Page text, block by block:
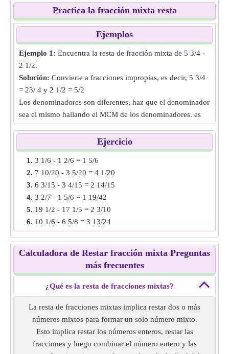
Practica la fracción mixta resta
Ejemplos
Ejemplo 1: Encuentra la resta de fracción mixta de 5 3/4 -
2 1/2.
Solución: Convierte a fracciones impropias, es decir, 5 3/4
= 23/ 4 y 2 1/2 = 5/2
Los denominadores son diferentes, haz que el denominador
sea el mismo hallando el MCM de los denominadores. es
decir, 23/4 y 10/4
Reste ambas fracciones y luego conviértalas en fracción
mixta, es decir, 23/4 - 10/4 = 13/4 = 3 1/4
Resta de fracción mixta de
Ejemplo 2: Encuentra la resta de fracción mixta de 7 1/3 -
4 2/5.
Solución:Convertir a fracciones impropias, es decir, 7 1/3
= 22/3 y 4 2/5 = 22/5.
Los denominadores son diferentes, haz que el denominador
sea el mismo por encontrar el MCM de denominadores.
es decir, 110/15 y 66/15
Resta ambas fracciones y conviértelas en fracción mixta
es decir, 110/15 - 66/15 = 44/15 = 2 14/15
Resta de fracción mixta de7 1/3 - 4 2/5= 2 14/15.
Ejemplo 3:Encontrar la resta de fracción mixta de 9 1/2 - 3
Solución:Convertir a fracciones impropias, es decir, 9 1/2
Ejercicio
1. 3 1/6 - 1 2/6 = 1 5/6
2. 7 10/20 - 3 5/20 = 4 1/20
3. 6 3/15 - 3 4/15 = 2 14/15
4. 3 2/7 - 1 5/6 = 1 19/42
5. 19 1/2 - 17 1/5 = 2 3/10
6. 10 1/6 - 6 5/8 = 3 13/24
7.12 3/15 - 7 8/10 = 4 2/30
8.15 2/3 - 12 5/6 = 2 5/6
9.11 4/5 - 6 1/12 = 5 43/60
13 2/7 - 9 4/5 = 3 17/35
Calculadora de Restar fracción mixta Preguntas
más frecuentes
¿Qué es la resta de fracciones mixtas?
La resta de fracciones mixtas implica restar dos o más
números mixtos para formar un solo número mixto.
Esto implica restar los números enteros, restar las
fracciones y luego combinar el número entero y las